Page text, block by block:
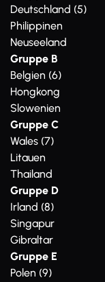
Deutschland (5)
Philippinen
Neuseeland
Gruppe B
Belgien (6)
Hongkong
Slowenien
Gruppe C
Wales (7)
Litauen
Thailand
Gruppe D
Irland (8)
Singapur
Gibraltar
Gruppe E
Polen (9)